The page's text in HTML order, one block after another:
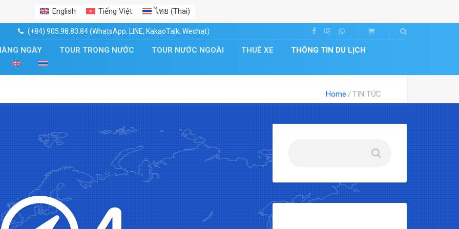
English Tiếng Việt ไทย (Thai)
(+84) 905.98.83.84 (WhatsApp, LINE, KakaoTalk, Wechat)
NGÀY TOUR TRONG NƯỚC TOUR NƯỚC NGOÀI THUÊ XE
THÔNG TIN DU LỊCH
Home TIN TỨC